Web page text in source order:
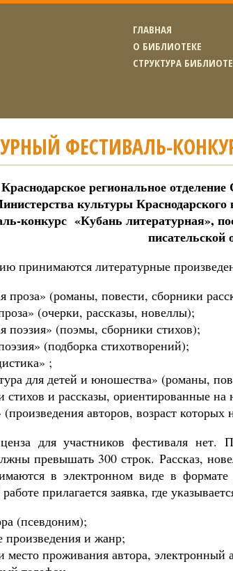
ГЛАВНАЯ
О БИБЛИОТЕКЕ
СТРУКТУРА
ФЕСТИВАЛЬ-
Краснодарское региональное
культуры Краснодарского
конкурс «Кубань литературная»,
писательской
принимаются литературные
проза» (романы, повести, сборники
(очерки, рассказы, новеллы);
поэзия» (поэмы, сборники стихов);
(подборка стихотворений);
;
для детей и юношества» (романы,
стихов и рассказы, ориентированные на
авторов, возраст которых
для участников фестиваля нет.
превышать 300 строк. Рассказ,
в электронном виде в
прилагается заявка, где
(псевдоним);
произведения и жанр;
место проживания автора, электронный